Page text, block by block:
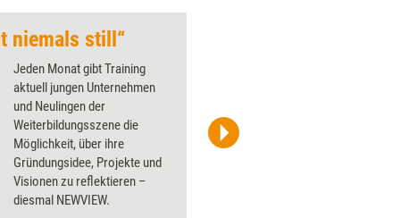
niemals still“
Jeden Monat gibt Training
aktuell jungen Unternehmen
und Neulingen der
Weiterbildungsszene die
Möglichkeit, über ihre
Gründungsidee, Projekte und
Visionen zu ­reflektieren –
diesmal NEWVIEW.
iStock/A_Pobedimskiy